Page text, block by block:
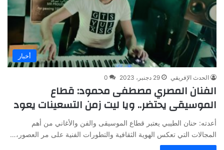
أخبار
الحدث الإفريقي 29 دجنبر، 2023 0
الفنان المصري مصطفى محمود: قطاع
الموسيقى يحتضر.. ويا ليت زمن التسعينات يعود
أعدته: حنان الطيبي يعتبر قطاع الموسيقى والفن والأغاني من أهم
المجالات التي تعكس الهوية الثقافية والتطورات الفنية على مر العصور،…